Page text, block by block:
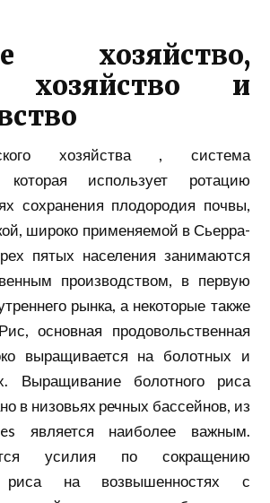
хозяйство,
хозяйство и
хозяйства , система
которая использует ротацию
сохранения плодородия почвы,
широко применяемой в Сьерра-
пятых населения занимаются
производством, в первую
рынка, а некоторые также
основная продовольственная
выращивается на болотных и
Выращивание болотного риса
в низовьях речных бассейнов, из
является наиболее важным.
усилия по сокращению
риса на возвышенностях с